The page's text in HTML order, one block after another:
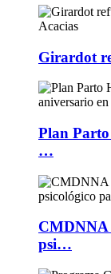
Girardot
Plan
…
CMDNNA
psi…